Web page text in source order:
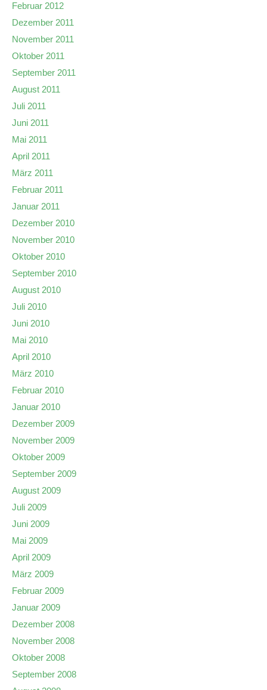
Februar 2012
Dezember 2011
November 2011
Oktober 2011
September 2011
August 2011
Juli 2011
Juni 2011
Mai 2011
April 2011
März 2011
Februar 2011
Januar 2011
Dezember 2010
November 2010
Oktober 2010
September 2010
August 2010
Juli 2010
Juni 2010
Mai 2010
April 2010
März 2010
Februar 2010
Januar 2010
Dezember 2009
November 2009
Oktober 2009
September 2009
August 2009
Juli 2009
Juni 2009
Mai 2009
April 2009
März 2009
Februar 2009
Januar 2009
Dezember 2008
November 2008
Oktober 2008
September 2008